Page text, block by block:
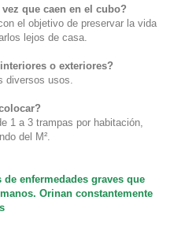
que caen en el cubo?
el objetivo de preservar la vida
lejos de casa.
o exteriores?
diversos usos.
1 a 3 trampas por habitación,
del M².
enfermedades graves que
Orinan constantemente